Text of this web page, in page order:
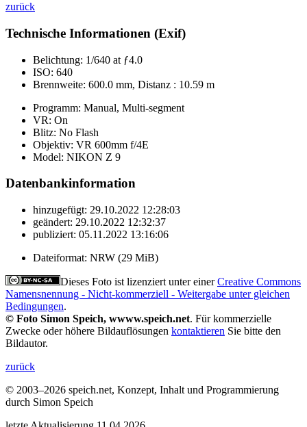
zurück
Technische Informationen (Exif)
Belichtung: 1/640 at ƒ4.0
ISO: 640
Brennweite: 600.0 mm, Distanz : 10.59 m
Programm: Manual, Multi-segment
VR: On
Blitz: No Flash
Objektiv: VR 600mm f/4E
Model: NIKON Z 9
Datenbankinformation
hinzugefügt: 29.10.2022 12:28:03
geändert: 29.10.2022 12:32:37
publiziert: 05.11.2022 13:16:06
Dateiformat: NRW (29 MiB)
Dieses Foto ist lizenziert unter einerCreative Commons
Namensnennung - Nicht-kommerziell - Weitergabe unter gleichen
Bedingungen.
© Foto Simon Speich, wwww.speich.net. Für kommerzielle
Zwecke oder höhere Bildauflösungen kontaktieren Sie bitte den
Bildautor.
zurück
© 2003–2026 speich.net, Konzept, Inhalt und Programmierung
durch Simon Speich